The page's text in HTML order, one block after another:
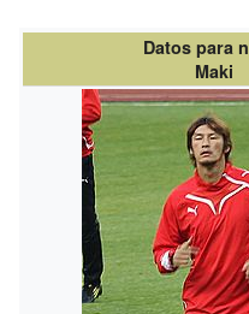
Datos para
Maki